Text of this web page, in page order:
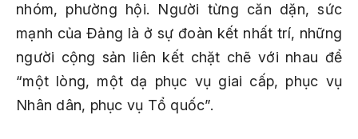
nhóm, phường hội. Người từng căn dặn, sức
mạnh của Ðảng là ở sự đoàn kết nhất trí, những
người cộng sản liên kết chặt chẽ với nhau để
“một lòng, một dạ phục vụ giai cấp, phục vụ
Nhân dân, phục vụ Tổ quốc”.